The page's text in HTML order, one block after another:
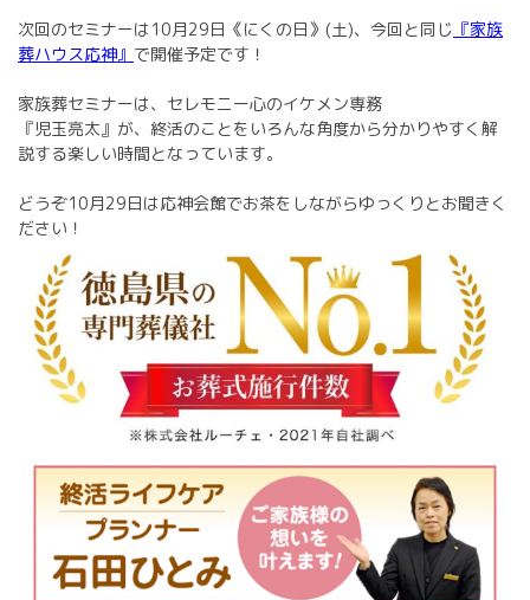
次回のセミナーは10月29日《にくの日》(土)、今回と同じ 『家族
葬ハウス応神』 で開催予定です！
家族葬セミナーは、セレモニー心のイケメン専務
『児玉亮太』が、終活のことをいろんな角度から分かりやすく解
説する楽しい時間となっています。
どうぞ10月29日は応神会館でお茶をしながらゆっくりとお聞きく
ださい！